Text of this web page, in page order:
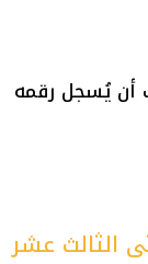
أن يُسجل رقمه
الثالث عشر